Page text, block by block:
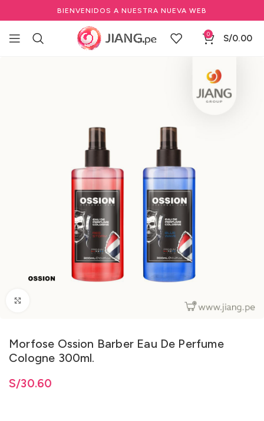
BIENVENIDOS A NUESTRA NUEVA WEB
0 S/0.00
Promo 2x1
Morfose Ossion Barber Eau De Perfume
Cologne 300ml.
S/30.60
S/30.60